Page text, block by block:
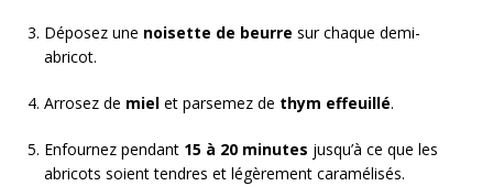
Déposez une noisette de beurre sur chaque demi-
abricot.
Arrosez de miel et parsemez de thym effeuillé.
Enfournez pendant 15 à 20 minutes jusqu’à ce que les
abricots soient tendres et légèrement caramélisés.